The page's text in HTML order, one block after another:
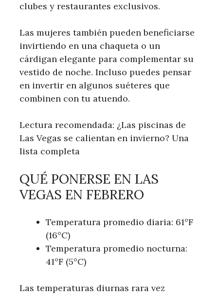
clubes y restaurantes exclusivos.
Las mujeres también pueden beneficiarse
invirtiendo en una chaqueta o un
cárdigan elegante para complementar su
vestido de noche. Incluso puedes pensar
en invertir en algunos suéteres que
combinen con tu atuendo.
Lectura recomendada: ¿Las piscinas de
Las Vegas se calientan en invierno? Una
lista completa
QUÉ PONERSE EN LAS
VEGAS EN FEBRERO
Temperatura promedio diaria: 61°F
(16°C)
Temperatura promedio nocturna:
41°F (5°C)
Las temperaturas diurnas rara vez